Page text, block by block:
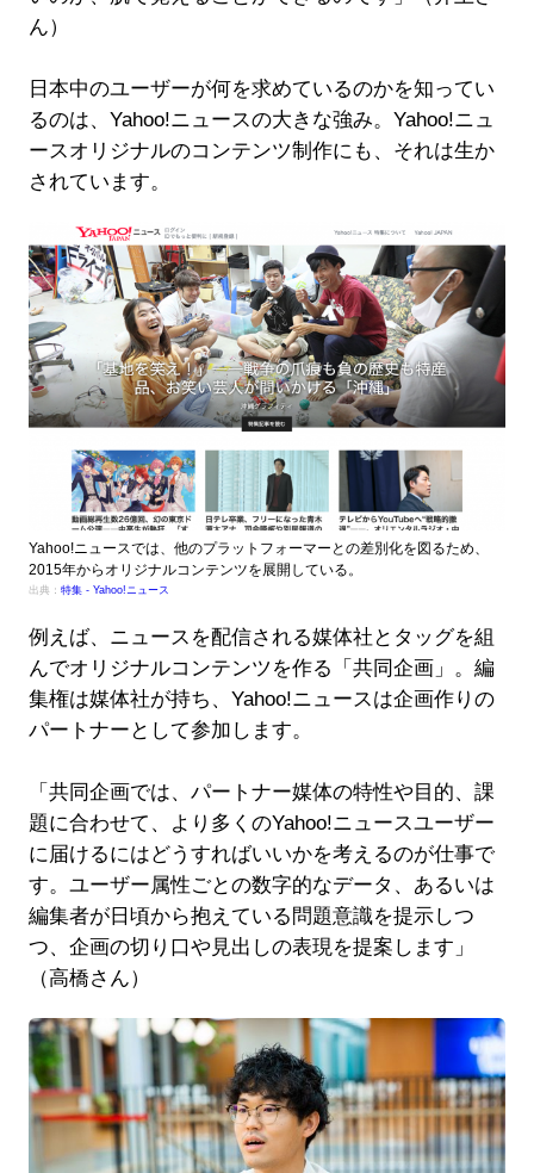
ん）
日本中のユーザーが何を求めているのかを知ってい
るのは、Yahoo!ニュースの大きな強み。Yahoo!ニュ
ースオリジナルのコンテンツ制作にも、それは生か
されています。
Yahoo!ニュースでは、他のプラットフォーマーとの差別化を図るため、
2015年からオリジナルコンテンツを展開している。
出典： 特集 - Yahoo!ニュース
例えば、ニュースを配信される媒体社とタッグを組
んでオリジナルコンテンツを作る「共同企画」。編
集権は媒体社が持ち、Yahoo!ニュースは企画作りの
パートナーとして参加します。
「共同企画では、パートナー媒体の特性や目的、課
題に合わせて、より多くのYahoo!ニュースユーザー
に届けるにはどうすればいいかを考えるのが仕事で
す。ユーザー属性ごとの数字的なデータ、あるいは
編集者が日頃から抱えている問題意識を提示しつ
つ、企画の切り口や見出しの表現を提案します」
（高橋さん）